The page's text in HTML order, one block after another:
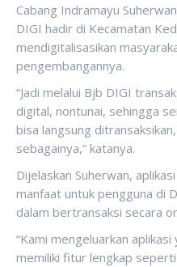
Cabang Indramayu
DIGI hadir di Kecamatan
mendigitalisasikan
pengembangannya.
“Jadi melalui Bjb DIGI
digital, nontunai, sehingga
bisa langsung
sebagainya,” katanya.
Dijelaskan Suherwan,
manfaat untuk pengguna di
dalam bertransaksi secara
“Kami mengeluarkan
memiliki fitur lengkap